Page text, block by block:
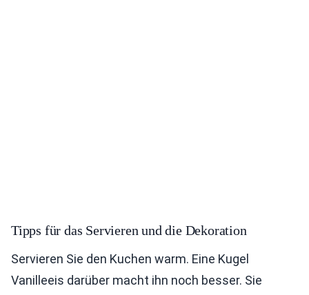
Tipps für das Servieren und die Dekoration
Servieren Sie den Kuchen warm. Eine Kugel
Vanilleeis darüber macht ihn noch besser. Sie